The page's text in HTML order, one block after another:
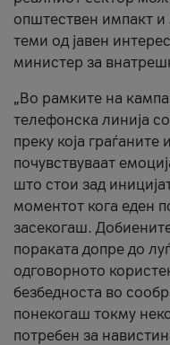
општествен импакт
теми од јавен
министер за
„Во рамките на
телефонска линија
преку која
почувствуваат
што стои зад
моментот кога еден
засекогаш.
пораката допре до
одговорното
безбедноста во
понекогаш токму
потребен за